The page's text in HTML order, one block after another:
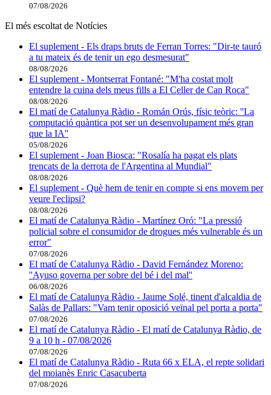
07/08/2026
El més escoltat de Notícies
El suplement - Els draps bruts de Ferran Torres: "Dir-te tauró
a tu mateix és de tenir un ego desmesurat"
08/08/2026
El suplement - Montserrat Fontané: "M'ha costat molt
entendre la cuina dels meus fills a El Celler de Can Roca"
08/08/2026
El matí de Catalunya Ràdio - Román Orús, físic teòric: ''La
computació quàntica pot ser un desenvolupament més gran
que la IA''
05/08/2026
El suplement - Joan Biosca: "Rosalía ha pagat els plats
trencats de la derrota de l'Argentina al Mundial"
08/08/2026
El suplement - Què hem de tenir en compte si ens movem per
veure l'eclipsi?
08/08/2026
El matí de Catalunya Ràdio - Martínez Oró: "La pressió
policial sobre el consumidor de drogues més vulnerable és un
error"
07/08/2026
El matí de Catalunya Ràdio - David Fernández Moreno:
''Ayuso governa per sobre del bé i del mal''
06/08/2026
El matí de Catalunya Ràdio - Jaume Solé, tinent d'alcaldia de
Salàs de Pallars: "Vam tenir oposició veïnal pel porta a porta"
07/08/2026
El matí de Catalunya Ràdio - El matí de Catalunya Ràdio, de
9 a 10 h - 07/08/2026
07/08/2026
El matí de Catalunya Ràdio - Ruta 66 x ELA, el repte solidari
del moianès Enric Casacuberta
07/08/2026